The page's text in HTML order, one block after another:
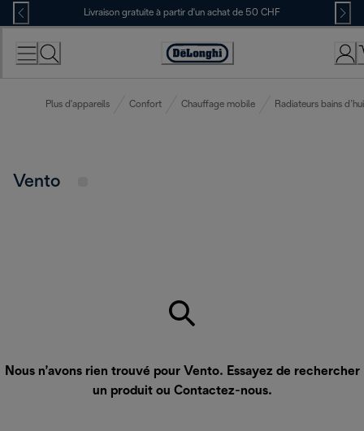
Skip
to
Content
Livraison gratuite à partir d'un achat de 50 CHF
Déclaration
Plus d'appareils Confort Chauffage mobile Radiateurs bains
Vento
Nous n’avons rien trouvé pour Vento. Essayez de rechercher
un produit ou Contactez-nous.